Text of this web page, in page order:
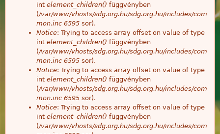
int element_children() függvényben
(/var/www/vhosts/sdg.org.hu/sdg.org.hu/includes/com
mon.inc 6595 sor).
Notice: Trying to access array offset on value of type
int element_children() függvényben
(/var/www/vhosts/sdg.org.hu/sdg.org.hu/includes/com
mon.inc 6595 sor).
Notice: Trying to access array offset on value of type
int element_children() függvényben
(/var/www/vhosts/sdg.org.hu/sdg.org.hu/includes/com
mon.inc 6595 sor).
Notice: Trying to access array offset on value of type
int element_children() függvényben
(/var/www/vhosts/sdg.org.hu/sdg.org.hu/includes/com